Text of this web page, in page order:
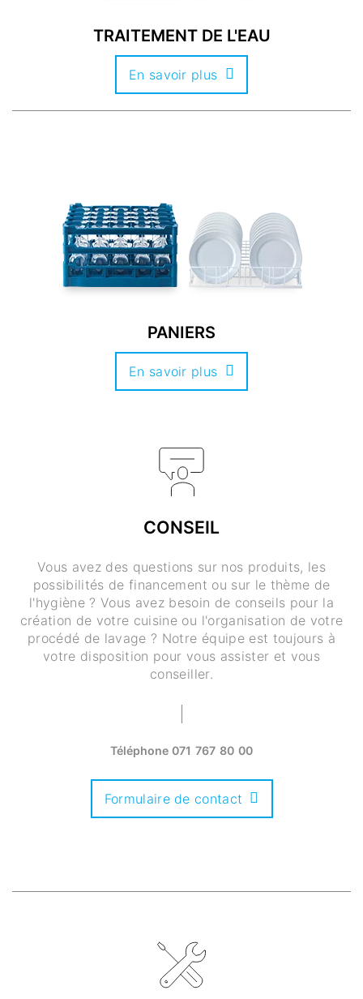
TRAITEMENT DE L'EAU
En savoir plus
PANIERS
En savoir plus
CONSEIL
Vous avez des questions sur nos produits, les
possibilités de financement ou sur le thème de
l'hygiène ? Vous avez besoin de conseils pour la
création de votre cuisine ou l'organisation de votre
procédé de lavage ? Notre équipe est toujours à
votre disposition pour vous assister et vous
conseiller.
Téléphone 071 767 80 00
Formulaire de contact